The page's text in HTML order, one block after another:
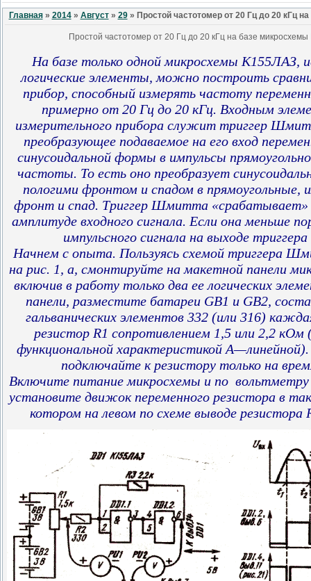
Главная» 2014 » Август » 29» Простой частотомер от 20 Гц до 20 кГц
Простой частотомер от 20 Гц до 20 кГц на базе
На базе только одной микросхемы К155ЛАЗ,
логические элементы, можно построить
прибор, способный измерять частоту
примерно от 20 Гц до 20 кГц. Входным
измерительного прибора служит триггер
преобразующее подаваемое на его вход
синусоидальной формы в импульсы
частоты. То есть оно преобразует
пологими фронтом и спадом в
фронт и спад. Триггер Шмитта «срабатывает»
амплитуде входного сигнала. Если она меньше
импульсного сигнала на выходе
Начнем с опыта. Пользуясь схемой триггера
на рис. 1, а, смонтируйте на макетной панели
включив в работу только два ее логических
панели, разместите батареи GB1 и GB2,
гальванических элементов 332 (или 316)
резистор R1 сопротивлением 1,5 или 2,2
функциональной характеристикой
подключайте к резистору только на
Включите питание микросхемы и по вольтметру
установите движок переменного резистора в
котором на левом по схеме выводе резистора